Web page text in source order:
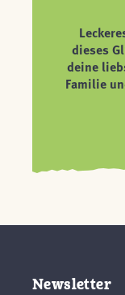
dieses
deine
Familie
Newsletter